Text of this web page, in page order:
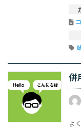
が
の
併
よ